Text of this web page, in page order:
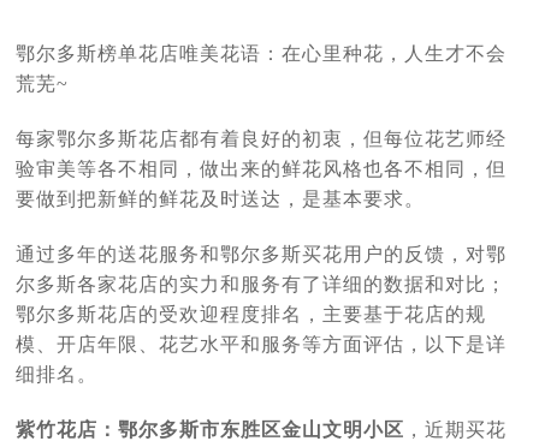
鄂尔多斯榜单花店唯美花语：在心里种花，人生才不会
荒芜~
每家鄂尔多斯花店都有着良好的初衷，但每位花艺师经
验审美等各不相同，做出来的鲜花风格也各不相同，但
要做到把新鲜的鲜花及时送达，是基本要求。
通过多年的送花服务和鄂尔多斯买花用户的反馈，对鄂
尔多斯各家花店的实力和服务有了详细的数据和对比；
鄂尔多斯花店的受欢迎程度排名，主要基于花店的规
模、开店年限、花艺水平和服务等方面评估，以下是详
细排名。
紫竹花店：鄂尔多斯市东胜区金山文明小区 ，近期买花